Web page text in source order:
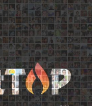
Пожаловаться